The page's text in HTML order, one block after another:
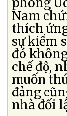
phòng
Nam
thích
sự kiểm
đó
chế độ,
muốn
đảng
nhà đối